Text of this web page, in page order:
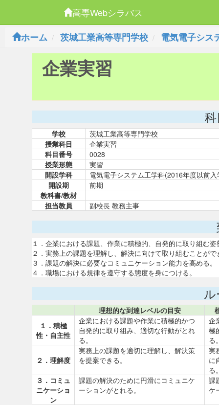
高専Webシラバス
ホーム
茨城工業高等専門学校 電気電子シス
企業実習
学校
茨城工業高等専門学校
授業科目
企業実習
科目番号
0028
授業形態
実習
開設学科
電気電子システム工学科(2016年度以前
開設期
前期
教科書/教材
担当教員
副校長 教務主事
１．企業における課題、作業に積極的、自発的に取り組む
２．実務上の課題を理解し、解決に向けて取り組むことがで
３．課題の解決に必要なコミュニケーション能力を高める。
４．職場における規律を遵守する態度を身につける。
理想的な到達レベルの目安
１．積極
性・自主性
企業における課題や作業に積極的かつ
自発的に取り組み、適切な行動がとれ
る。
企
極
る
２．理解度
実務上の課題を適切に理解し、解決策
を提案できる。
実
に
る
３．コミュ
ニケーショ
ン
課題の解決のために円滑にコミュニケ
ーションがとれる。
課
ケ